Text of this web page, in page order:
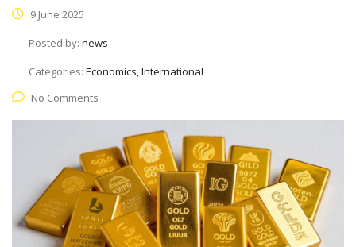
9 June 2025
Posted by: news
Categories: Economics, International
No Comments